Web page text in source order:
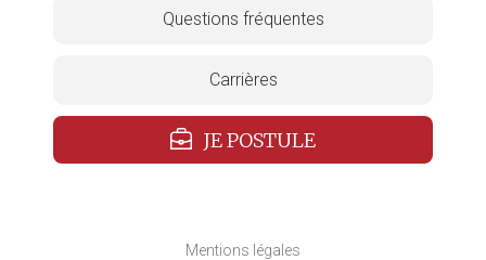
Questions fréquentes
Carrières
JE POSTULE
Mentions légales